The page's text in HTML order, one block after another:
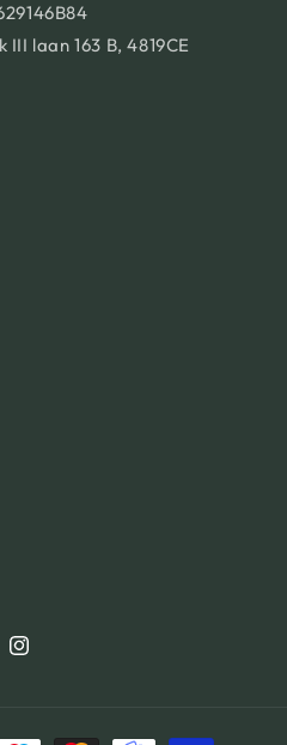
laan 163 B, 4819CE
Instagram